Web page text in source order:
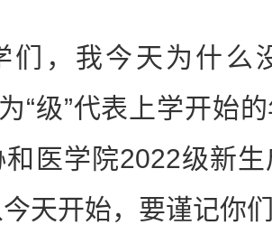
我今天为什么没
“级”代表上学开始
和医学院2022级新
天开始，要谨记你